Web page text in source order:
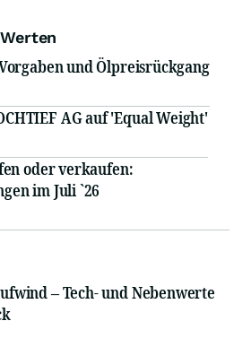
und Ölpreisrückgang
AG auf 'Equal Weight'
oder verkaufen:
im Juli `26
– Tech- und Nebenwerte